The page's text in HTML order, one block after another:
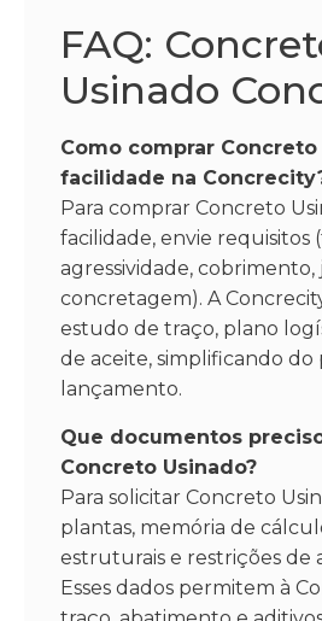
FAQ:
Usinado
Como comprar
facilidade na
Para comprar Concreto
facilidade, envie requisitos
agressividade, cobrimento,
concretagem). A
estudo de traço, plano
de aceite, simplificando do
lançamento.
Que documentos
Concreto Usinado?
Para solicitar Concreto
plantas, memória de
estruturais e restrições de
Esses dados permitem à